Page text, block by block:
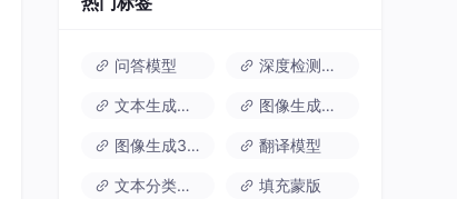
问答模型 深度检测模型
文本生成图像模型 图像生成视频模型
图像生成3D模型 翻译模型
文本分类模型 填充蒙版